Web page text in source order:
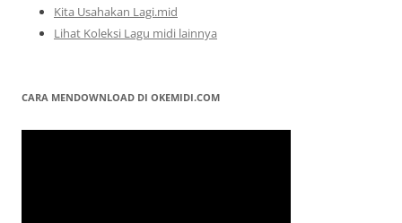
Kita Usahakan Lagi.mid
Lihat Koleksi Lagu midi lainnya
CARA MENDOWNLOAD DI OKEMIDI.COM